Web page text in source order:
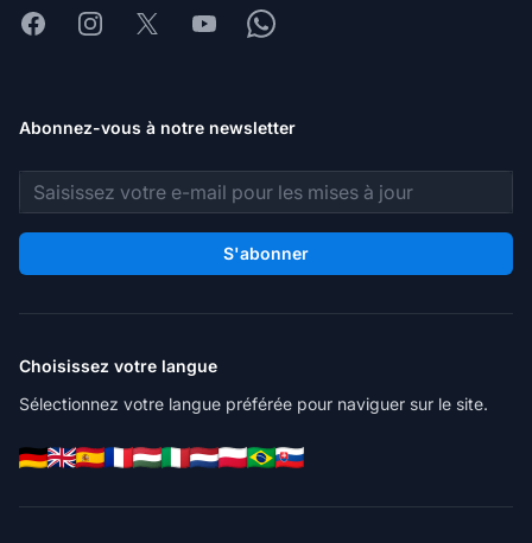
FacebookInstagram
X YoutubeWhatsapp
Abonnez-vous à notre newsletter
Adresse e-mail
S'abonner
Choisissez votre langue
Sélectionnez votre langue préférée pour naviguer sur le site.